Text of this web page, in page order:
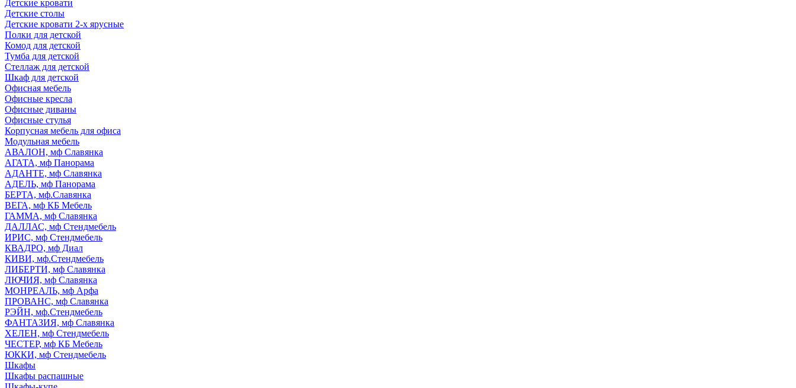
Детские кровати
Детские столы
Детские кровати 2-х ярусные
Полки для детской
Комод для детской
Тумба для детской
Стеллаж для детской
Шкаф для детской
Офисная мебель
Офисные кресла
Офисные диваны
Офисные стулья
Корпусная мебель для офиса
Модульная мебель
АВАЛОН, мф Славянка
АГАТА, мф Панорама
АДАНТЕ, мф Славянка
АДЕЛЬ, мф Панорама
БЕРТА, мф.Славянка
ВЕГА, мф КБ Мебель
ГАММА, мф Славянка
ДАЛЛАС, мф Стендмебель
ИРИС, мф Стендмебель
КВАДРО, мф Диал
КИВИ, мф.Стендмебель
ЛИБЕРТИ, мф Славянка
ЛЮЧИЯ, мф Славянка
МОНРЕАЛЬ, мф Арфа
ПРОВАНС, мф Славянка
РЭЙН, мф.Стендмебель
ФАНТАЗИЯ, мф Славянка
ХЕЛЕН, мф Стендмебель
ЧЕСТЕР, мф КБ Мебель
ЮККИ, мф Стендмебель
Шкафы
Шкафы распашные